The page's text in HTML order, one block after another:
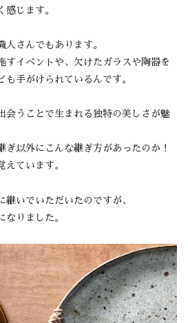
感じます。
人さんでもあります。
すイベントや、欠けたガラスや陶器を
手がけられているんです。
会うことで生まれる独特の美しさが魅
ぎ以外にこんな継ぎ方があったのか！
えています。
いでいただいたのですが、
なりました。